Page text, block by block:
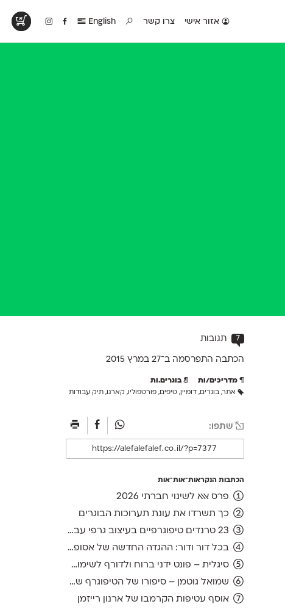
אזור אישי צרו קשר English
7 תגובות
הכתבה התפרסמה ב־27 ב מרץ 2015
מדריכים/ות בוגרים.ות
אתר, בוגרים, דומיין , טיפים, פורטפוליו, קארגו, תיק עבודות
שתפו:
הכתבות הנקראות־אות־אות
פרס אאא לשינוי חברתי 2026
כך תשרדו את עונת תערוכות הבוגרים
23 טרנדים טיפוגרפיים בעיצוב גרפי עברי, ועוד אחד לשנה הבאה
בכל דור ודור: ההגדה החדשה של אסופה, מהדורת 2026
סיגלית – פונט ידני ברוח ולדורף לשימוש חופשי
שמואל גוטמן – סיפורו של הטיפוגרף שמאחורי גופני מיקרוסופט, כפי שנחשף בארכיון של נינתו
אוסף עטיפות הקרמבו של ארנון רייזמן